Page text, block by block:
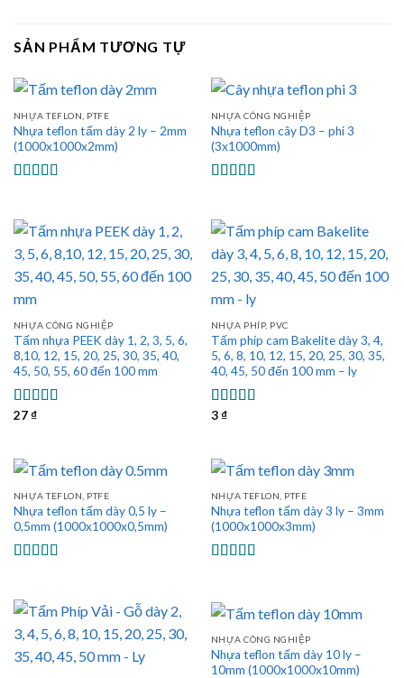
SẢN PHẨM TƯƠNG TỰ
NHỰA TEFLON, PTFE
Nhựa teflon tấm dày 2 ly – 2mm
(1000x1000x2mm)
sao
NHỰA CÔNG NGHIỆP
Nhựa teflon cây D3 – phi 3
(3x1000mm)
sao
NHỰA CÔNG NGHIỆP
Tấm nhựa PEEK dày 1, 2, 3, 5, 6,
8,10, 12, 15, 20, 25, 30, 35, 40,
45, 50, 55, 60 đến 100 mm
Được xếp
27₫
NHỰA PHÍP, PVC
Tấm phíp cam Bakelite dày 3, 4,
5, 6, 8, 10, 12, 15, 20, 25, 30, 35,
40, 45, 50 đến 100 mm – ly
Được xếp
3₫
NHỰA TEFLON, PTFE
Nhựa teflon tấm dày 0,5 ly –
0,5mm (1000x1000x0,5mm)
sao
NHỰA TEFLON, PTFE
Nhựa teflon tấm dày 3 ly – 3mm
(1000x1000x3mm)
sao
NHỰA CÔNG NGHIỆP
Nhựa teflon tấm dày 10 ly –
10mm (1000x1000x10mm)